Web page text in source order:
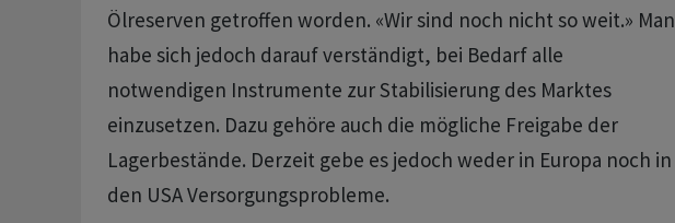
Ölreserven getroffen worden. «Wir sind noch nicht so weit.» Man
habe sich jedoch darauf verständigt, bei Bedarf alle
notwendigen Instrumente zur Stabilisierung des Marktes
einzusetzen. Dazu gehöre auch die mögliche Freigabe der
Lagerbestände. ​Derzeit gebe ​es jedoch weder in Europa noch in
den USA Versorgungsprobleme.